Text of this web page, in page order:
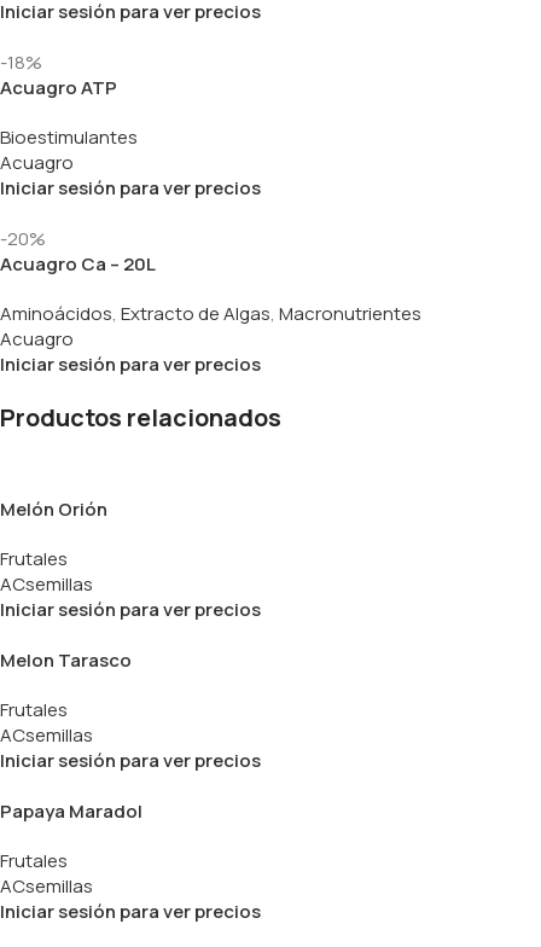
Iniciar sesión para ver precios
-18%
Acuagro ATP
Bioestimulantes
Acuagro
Iniciar sesión para ver precios
-20%
Acuagro Ca – 20L
Aminoácidos, Extracto de Algas, Macronutrientes
Acuagro
Iniciar sesión para ver precios
Productos relacionados
Melón Orión
Frutales
ACsemillas
Iniciar sesión para ver precios
Melon Tarasco
Frutales
ACsemillas
Iniciar sesión para ver precios
Papaya Maradol
Frutales
ACsemillas
Iniciar sesión para ver precios